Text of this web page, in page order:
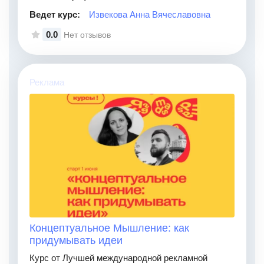
Ведет курс:
Извекова Анна Вячеславовна
0.0
Нет отзывов
Реклама
Концептуальное Мышление: как
придумывать идеи
Курс от Лучшей международной рекламной